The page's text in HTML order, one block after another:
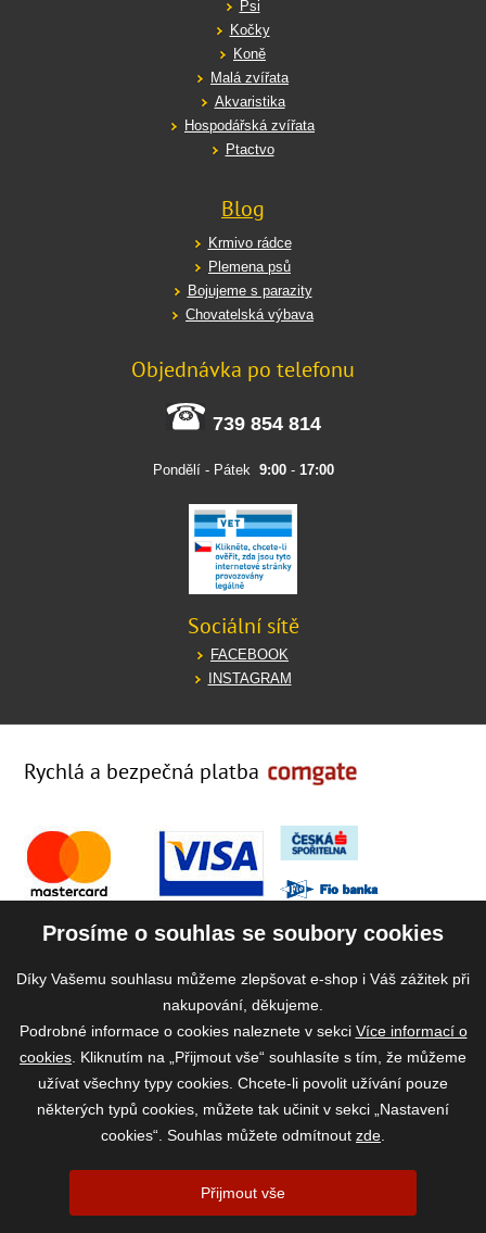
Psi
Kočky
Koně
Malá zvířata
Akvaristika
Hospodářská zvířata
Ptactvo
Blog
Krmivo rádce
Plemena psů
Bojujeme s parazity
Chovatelská výbava
Objednávka po telefonu
739 854 814
Pondělí - Pátek 9:00- 17:00
Sociální sítě
FACEBOOK
INSTAGRAM
Rychlá a bezpečná platba
2026 ©www.vase-krmivo.cz- Tomáš Kroupa e-shop, Kanice 307, 664 01
Brno-venkov, IČ: 75785439
Prosíme o souhlas se soubory cookies
Díky Vašemu souhlasu můžeme zlepšovat e-shop i Váš zážitek při
nakupování, děkujeme.
Podrobné informace o cookies naleznete v sekci Více informací o
cookies . Kliknutím na „Přijmout vše“ souhlasíte s tím, že můžeme
užívat všechny typy cookies. Chcete-li povolit užívání pouze
některých typů cookies, můžete tak učinit v sekci „Nastavení
cookies“. Souhlas můžete odmítnout zde
Přijmout vše